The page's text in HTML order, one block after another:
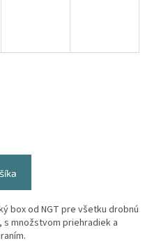
box od NGT pre všetku drobnú
množstvom priehradiek a